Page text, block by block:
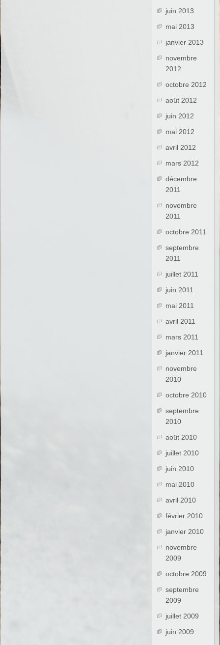
juin 2013
mai 2013
janvier 2013
novembre
2012
octobre 2012
août 2012
juin 2012
mai 2012
avril 2012
mars 2012
décembre
2011
novembre
2011
octobre 2011
septembre
2011
juillet 2011
juin 2011
mai 2011
avril 2011
mars 2011
janvier 2011
novembre
2010
octobre 2010
septembre
2010
août 2010
juillet 2010
juin 2010
mai 2010
avril 2010
février 2010
janvier 2010
novembre
2009
octobre 2009
septembre
2009
juillet 2009
juin 2009